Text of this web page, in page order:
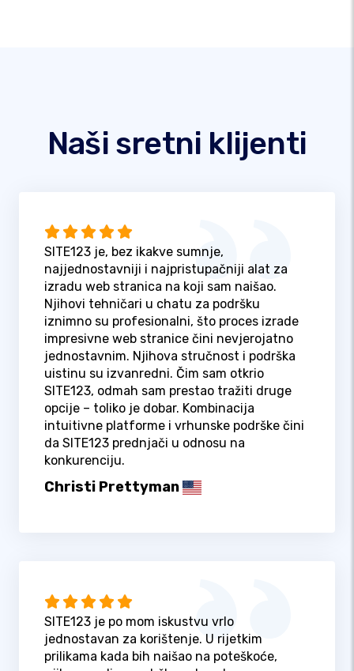
Naši sretni klijenti
SITE123 je, bez ikakve sumnje,
najjednostavniji i najpristupačniji alat za
izradu web stranica na koji sam naišao.
Njihovi tehničari u chatu za podršku
iznimno su profesionalni, što proces izrade
impresivne web stranice čini nevjerojatno
jednostavnim. Njihova stručnost i podrška
uistinu su izvanredni. Čim sam otkrio
SITE123, odmah sam prestao tražiti druge
opcije – toliko je dobar. Kombinacija
intuitivne platforme i vrhunske podrške čini
da SITE123 prednjači u odnosu na
konkurenciju.
Christi Prettyman
SITE123 je po mom iskustvu vrlo
jednostavan za korištenje. U rijetkim
prilikama kada bih naišao na poteškoće,